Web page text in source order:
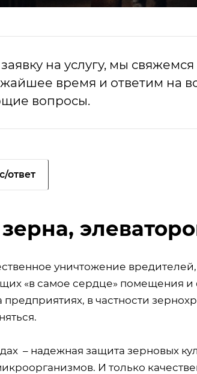
на услугу, мы свяжемся
время и ответим на
вопросы.
ответ
уничтожение
«в самое сердце» помещения
в частности
– надежная защита зерновых
И только